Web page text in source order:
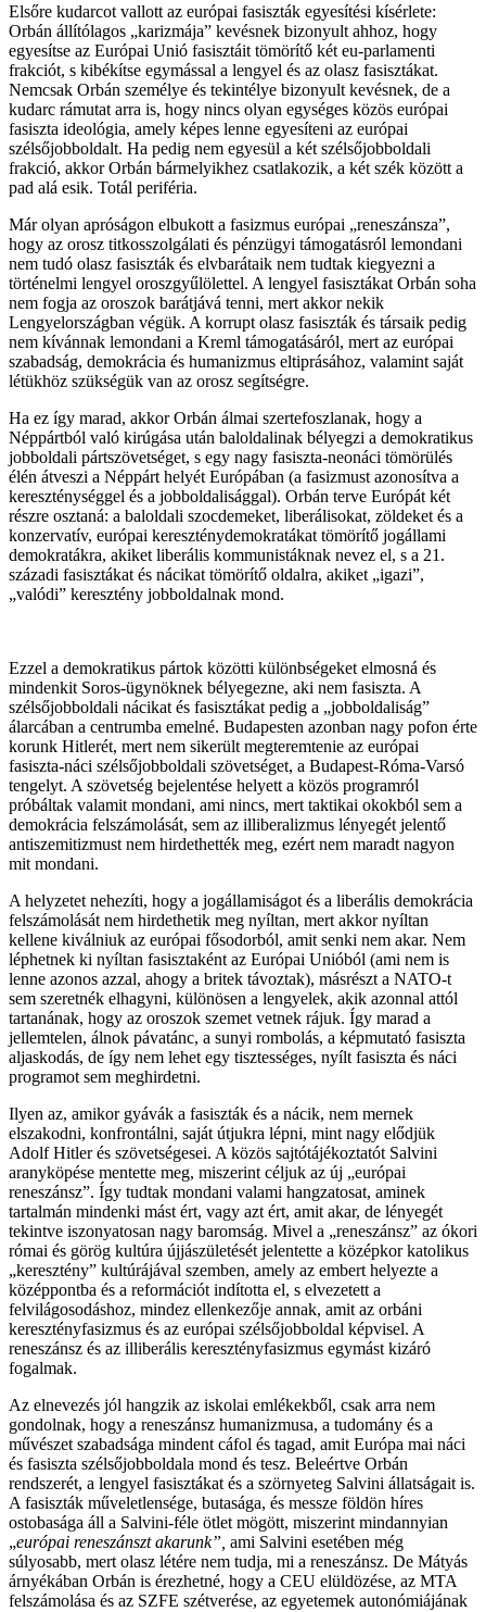
Elsőre kudarcot vallott az európai fasiszták egyesítési kísérlete:
Orbán állítólagos „karizmája” kevésnek bizonyult ahhoz, hogy
egyesítse az Európai Unió fasisztáit tömörítő két eu-parlamenti
frakciót, s kibékítse egymással a lengyel és az olasz fasisztákat.
Nemcsak Orbán személye és tekintélye bizonyult kevésnek, de a
kudarc rámutat arra is, hogy nincs olyan egységes közös európai
fasiszta ideológia, amely képes lenne egyesíteni az európai
szélsőjobboldalt. Ha pedig nem egyesül a két szélsőjobboldali
frakció, akkor Orbán bármelyikhez csatlakozik, a két szék között a
pad alá esik. Totál periféria.
Már olyan apróságon elbukott a fasizmus európai „reneszánsza”,
hogy az orosz titkosszolgálati és pénzügyi támogatásról lemondani
nem tudó olasz fasiszták és elvbarátaik nem tudtak kiegyezni a
történelmi lengyel oroszgyűlölettel. A lengyel fasisztákat Orbán soha
nem fogja az oroszok barátjává tenni, mert akkor nekik
Lengyelországban végük. A korrupt olasz fasiszták és társaik pedig
nem kívánnak lemondani a Kreml támogatásáról, mert az európai
szabadság, demokrácia és humanizmus eltiprásához, valamint saját
létükhöz szükségük van az orosz segítségre.
Ha ez így marad, akkor Orbán álmai szertefoszlanak, hogy a
Néppártból való kirúgása után baloldalinak bélyegzi a demokratikus
jobboldali pártszövetséget, s egy nagy fasiszta-neonáci tömörülés
élén átveszi a Néppárt helyét Európában (a fasizmust azonosítva a
kereszténységgel és a jobboldalisággal). Orbán terve Európát két
részre osztaná: a baloldali szocdemeket, liberálisokat, zöldeket és a
konzervatív, európai kereszténydemokratákat tömörítő jogállami
demokratákra, akiket liberális kommunistáknak nevez el, s a 21.
századi fasisztákat és nácikat tömörítő oldalra, akiket „igazi”,
„valódi” keresztény jobboldalnak mond.
Ezzel a demokratikus pártok közötti különbségeket elmosná és
mindenkit Soros-ügynöknek bélyegezne, aki nem fasiszta. A
szélsőjobboldali nácikat és fasisztákat pedig a „jobboldaliság”
álarcában a centrumba emelné. Budapesten azonban nagy pofon érte
korunk Hitlerét, mert nem sikerült megteremtenie az európai
fasiszta-náci szélsőjobboldali szövetséget, a Budapest-Róma-Varsó
tengelyt. A szövetség bejelentése helyett a közös programról
próbáltak valamit mondani, ami nincs, mert taktikai okokból sem a
demokrácia felszámolását, sem az illiberalizmus lényegét jelentő
antiszemitizmust nem hirdethették meg, ezért nem maradt nagyon
mit mondani.
A helyzetet nehezíti, hogy a jogállamiságot és a liberális demokrácia
felszámolását nem hirdethetik meg nyíltan, mert akkor nyíltan
kellene kiválniuk az európai fősodorból, amit senki nem akar. Nem
léphetnek ki nyíltan fasisztaként az Európai Unióból (ami nem is
lenne azonos azzal, ahogy a britek távoztak), másrészt a NATO-t
sem szeretnék elhagyni, különösen a lengyelek, akik azonnal attól
tartanának, hogy az oroszok szemet vetnek rájuk. Így marad a
jellemtelen, álnok pávatánc, a sunyi rombolás, a képmutató fasiszta
aljaskodás, de így nem lehet egy tisztességes, nyílt fasiszta és náci
programot sem meghirdetni.
Ilyen az, amikor gyávák a fasiszták és a nácik, nem mernek
elszakodni, konfrontálni, saját útjukra lépni, mint nagy elődjük
Adolf Hitler és szövetségesei. A közös sajtótájékoztatót Salvini
aranyköpése mentette meg, miszerint céljuk az új „európai
reneszánsz”. Így tudtak mondani valami hangzatosat, aminek
tartalmán mindenki mást ért, vagy azt ért, amit akar, de lényegét
tekintve iszonyatosan nagy baromság. Mivel a „reneszánsz” az ókori
római és görög kultúra újjászületését jelentette a középkor katolikus
„keresztény” kultúrájával szemben, amely az embert helyezte a
középpontba és a reformációt indította el, s elvezetett a
felvilágosodáshoz, mindez ellenkezője annak, amit az orbáni
keresztényfasizmus és az európai szélsőjobboldal képvisel. A
reneszánsz és az illiberális keresztényfasizmus egymást kizáró
fogalmak.
Az elnevezés jól hangzik az iskolai emlékekből, csak arra nem
gondolnak, hogy a reneszánsz humanizmusa, a tudomány és a
művészet szabadsága mindent cáfol és tagad, amit Európa mai náci
és fasiszta szélsőjobboldala mond és tesz. Beleértve Orbán
rendszerét, a lengyel fasisztákat és a szörnyeteg Salvini állatságait is.
A fasiszták műveletlensége, butasága, és messze földön híres
ostobasága áll a Salvini-féle ötlet mögött, miszerint mindannyian
„európai reneszánszt akarunk” ami Salvini esetében még
súlyosabb, mert olasz létére nem tudja, mi a reneszánsz. De Mátyás
árnyékában Orbán is érezhetné, hogy a CEU elüldözése, az MTA
felszámolása és az SZFE szétverése, az egyetemek autonómiájának